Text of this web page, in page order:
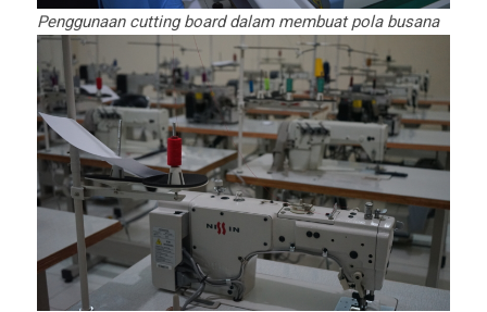
Penggunaan cutting board dalam membuat pola busana